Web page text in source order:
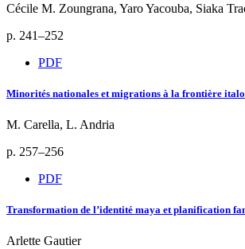
Cécile M. Zoungrana, Yaro Yacouba, Siaka
p. 241–252
PDF
Minorités nationales et migrations à la frontière
M. Carella, L. Andria
p. 257–256
PDF
Transformation de l’identité maya et planification
Arlette Gautier